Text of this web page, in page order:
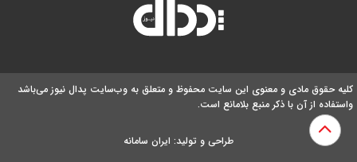
کلیه حقوق مادی و معنوی این سایت محفوظ و متعلق به وب‌سایت پدال نیوز می‌باشد
واستفاده از آن با ذکر منبع بلامانع است.
طراحی و تولید: ایران سامانه